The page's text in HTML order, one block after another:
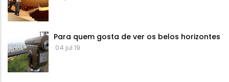
Para quem gosta de ver os belos horizontes
04 jul 19